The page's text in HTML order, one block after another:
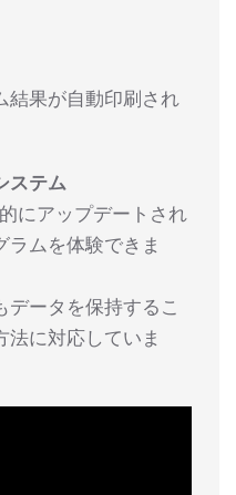
結果が自動印刷され
ステム
にアップデートされ
ラムを体験できま
データを保持するこ
法に対応していま